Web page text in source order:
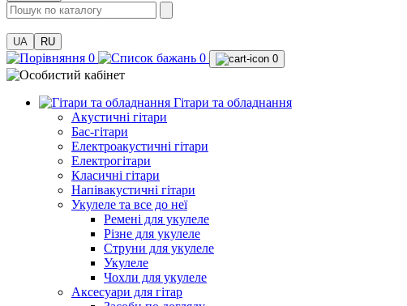
UA RU
0 0 0
Гітари та обладнання
Акустичні гітари
Бас-гітари
Електроакустичні гітари
Електрогітари
Класичні гітари
Напівакустичні гітари
Укулеле та все до неї
Ремені для укулеле
Різне для укулеле
Струни для укулеле
Укулеле
Чохли для укулеле
Аксесуари для гітар